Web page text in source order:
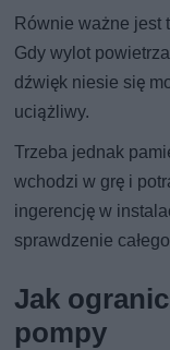
Równie ważne jest
Gdy wylot
dźwięk niesie się
uciążliwy.
Trzeba jednak
wchodzi w grę i
ingerencję w
sprawdzenie
Jak
pompy